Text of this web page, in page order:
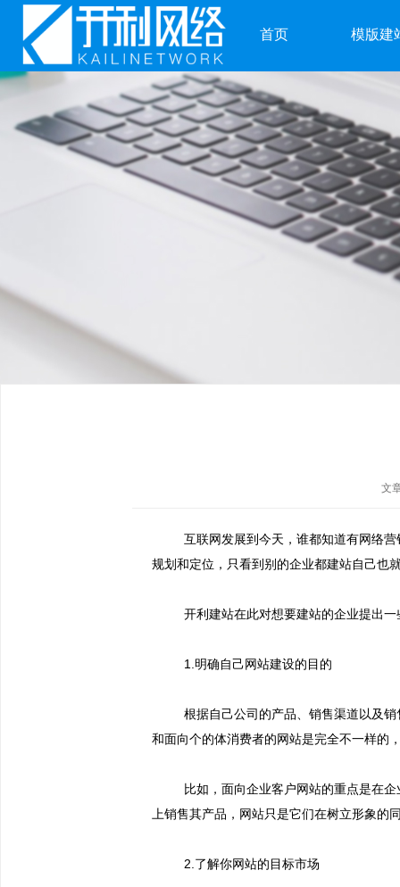
首页 模版建
文
互联网发展到今天，谁都知道有网络
规划和定位，只看到别的企业都建站自己也
开利建站在此对想要建站的企业提出
1. 明确自己网站建设的目的
根据自己公司的产品、销售渠道以及
和面向个的体消费者的网站是完全不一样的
比如，面向企业客户网站的重点是在
上销售其产品，网站只是它们在树立形象
2. 了解你网站的目标市场